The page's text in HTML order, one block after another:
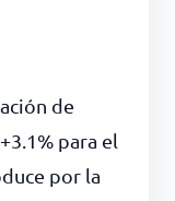
de
para el
por la